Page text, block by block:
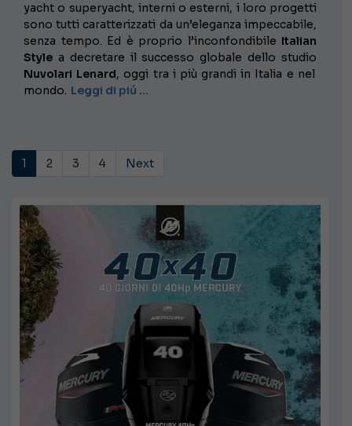
yacht o superyacht, interni o esterni, i loro progetti
sono tutti caratterizzati da un’eleganza impeccabile,
senza tempo. Ed è proprio l’inconfondibile Italian
Style a decretare il successo globale dello studio
Nuvolari Lenard, oggi tra i più grandi in Italia e nel
mondo. Leggi di piú …
1 2 3 4 Next